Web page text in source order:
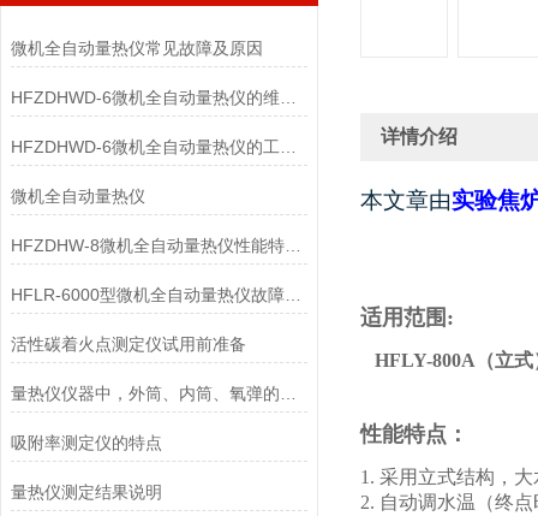
微机全自动量热仪常见故障及原因
微机全自动量热仪
HFZDHW-8微机全自动量热仪性能特点及技术参数
HFLR-6000型微机全自动量热仪故障分析
活性碳着火点测定仪试用前准备
吸附率测定仪的特点
量热仪测定结果说明
详情介绍
本文章由实验焦
适用范围:
HFLY-800A（立
性能特点：
1. 采用立式结构，
2. 自动调水温（终